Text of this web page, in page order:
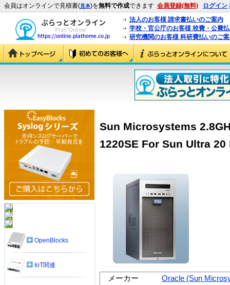
会員はオンラインで見積書(見本)を無料で作成できます 会員登録(無料) ログイン
法人のお客様 請求書払いのご案内
学校・官公庁のお客様 校費・公費
研究機関のお客様 科研費払いのご
Sun Microsystems
1220SE For Sun Ultra 20
メーカー
Oracle (Sun
OpenBlocks
IoT関連